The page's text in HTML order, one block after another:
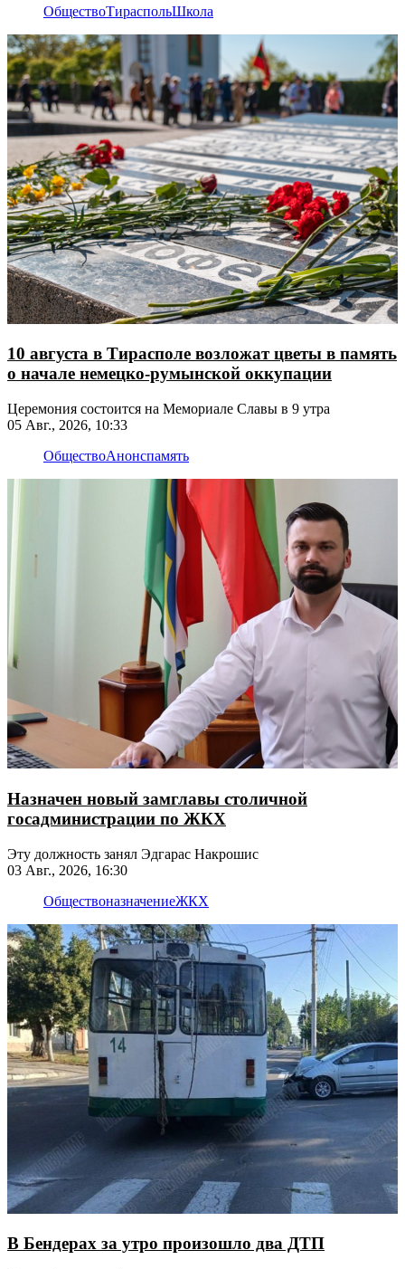
ОбществоТираспольШкола
10 августа в Тирасполе возложат цветы в память
о начале немецко-румынской оккупации
Церемония состоится на Мемориале Славы в 9 утра
05 Авг., 2026, 10:33
ОбществоАнонспамять
Назначен новый замглавы столичной
госадминистрации по ЖКХ
Эту должность занял Эдгарас Накрошис
03 Авг., 2026, 16:30
ОбществоназначениеЖКХ
В Бендерах за утро произошло два ДТП